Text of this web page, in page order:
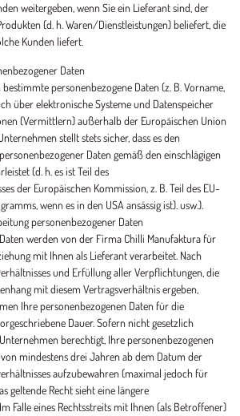
weitergeben, wenn Sie ein Lieferant sind, der
(d. h. Waren/Dienstleistungen) beliefert, die
Kunden liefert.
Daten
personenbezogene Daten (z. B. Vorname,
über elektronische Systeme und Datenspeicher
(Vermittlern) außerhalb der Europäischen Union
stellt stets sicher, dass es den
Daten gemäß den einschlägigen
(d. h. es ist Teil des
der Europäischen Kommission, z. B. Teil des EU-
wenn es in den USA ansässig ist). usw.).
personenbezogener Daten
werden von der Firma Chilli Manufaktura für
mit Ihnen als Lieferant verarbeitet. Nach
und Erfüllung aller Verpflichtungen, die
mit diesem Vertragsverhältnis ergeben,
Ihre personenbezogenen Daten für die
Dauer. Sofern nicht gesetzlich
berechtigt, Ihre personenbezogenen
mindestens drei Jahren ab dem Datum der
aufzubewahren (maximal jedoch für
geltende Recht sieht eine längere
Falle eines Rechtsstreits mit Ihnen (als Betroffener)